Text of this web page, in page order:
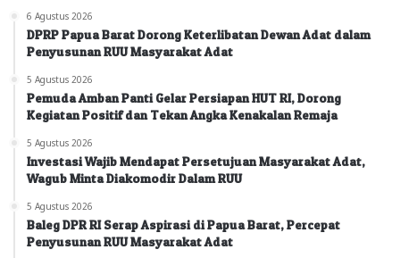
6 Agustus 2026
DPRP Papua Barat Dorong Keterlibatan Dewan Adat dalam
Penyusunan RUU Masyarakat Adat
5 Agustus 2026
Pemuda Amban Panti Gelar Persiapan HUT RI, Dorong
Kegiatan Positif dan Tekan Angka Kenakalan Remaja
5 Agustus 2026
Investasi Wajib Mendapat Persetujuan Masyarakat Adat,
Wagub Minta Diakomodir Dalam RUU
5 Agustus 2026
Baleg DPR RI Serap Aspirasi di Papua Barat, Percepat
Penyusunan RUU Masyarakat Adat